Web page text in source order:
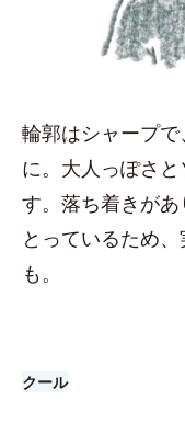
輪郭はシャープ
に。大人っぽさ
す。落ち着きが
とっているため
も。
クール